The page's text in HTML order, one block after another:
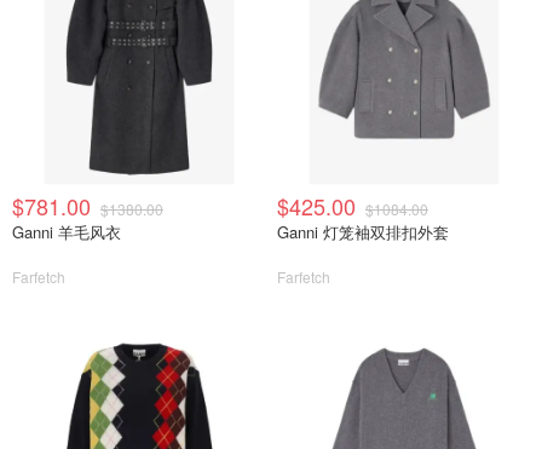
$781.00 $1380.00
Ganni 羊毛风衣
Farfetch
$425.00 $1084.00
Ganni 灯笼袖双排扣外套
Farfetch